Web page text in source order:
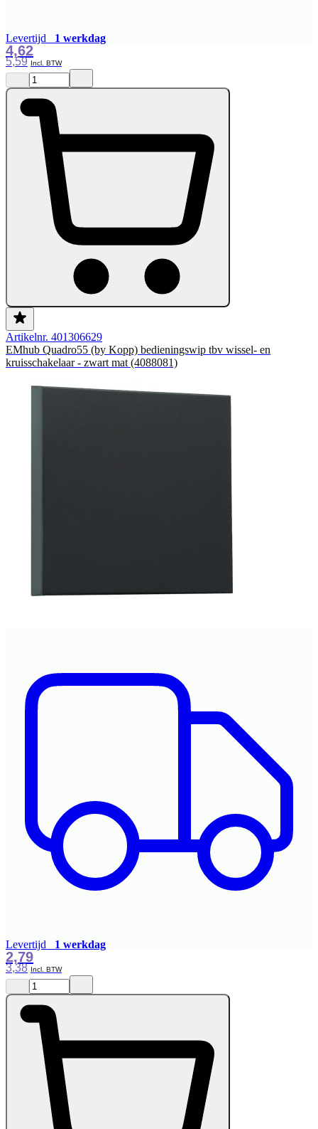
Levertijd 1 werkdag
5,59
4,62
Artikelnr. 401306629
EMhub Quadro55 (by Kopp) bedieningswip tbv wissel- en
kruisschakelaar - zwart mat (4088081)
Levertijd 1 werkdag
3,38
2,79